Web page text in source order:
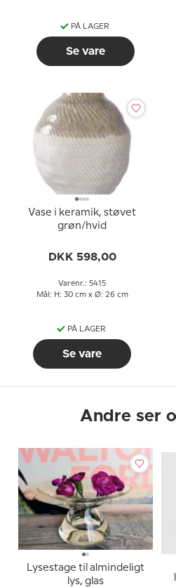
PÅ LAGER
Se vare
Vase i keramik, støvet
grøn/hvid
DKK 598,00
Varenr.: 5415
Mål: H: 30 cm x Ø: 26 cm
PÅ LAGER
Se vare
Andre ser
Lysestage til almindeligt
lys, glas